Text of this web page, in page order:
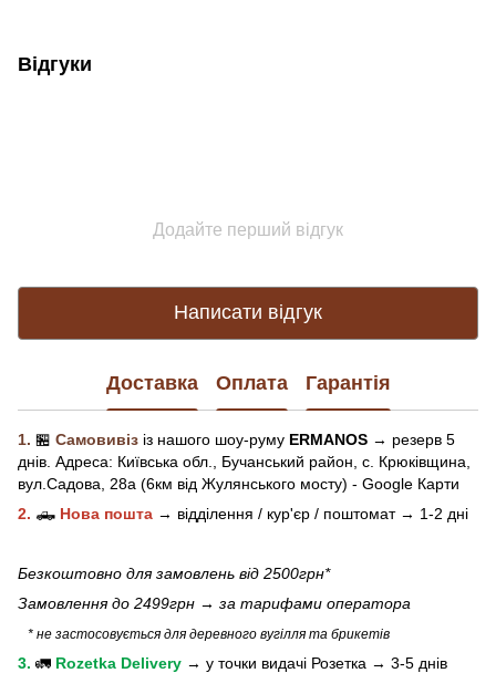
Відгуки
Додайте перший відгук
Написати відгук
Доставка Оплата Гарантія
1. 🏪 Самовивіз із нашого шоу-руму ERMANOS → резерв 5
днів. Адреса: Київська обл.,
Бучанський район, с. Крюківщина,
вул.Садова, 28а (6км від Жулянського мосту) - Google Карти
2. 🛻 Нова пошта → відділення / кур'єр / поштомат → 1-2 дні
Безкоштовно для замовлень від 2500грн*
Замовлення до 2499грн → за тарифами оператора
* не застосовується для деревного вугілля та брикетів
3. 🚛 Rozetka Delivery → у точки видачі Розетка → 3-5 днів